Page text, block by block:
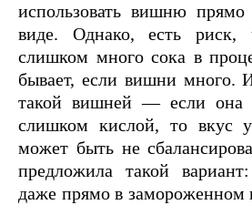
использовать вишню
виде. Однако, есть риск,
слишком много сока в
бывает, если вишни много.
такой вишней — если она
слишком кислой, то вкус
может быть не
предложила такой
даже прямо в замороженном